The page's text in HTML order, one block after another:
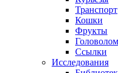
Транспорт
Кошки
Фрукты
Ссылки
Исследования